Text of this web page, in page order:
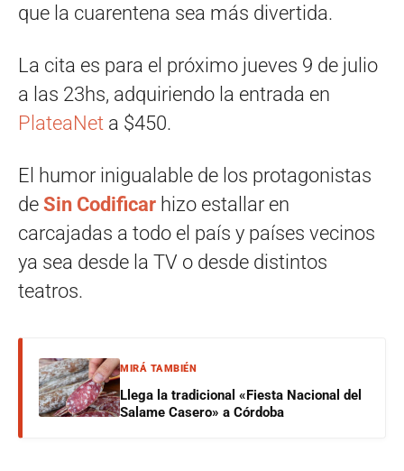
que la cuarentena sea más divertida.
La cita es para el próximo jueves 9 de julio
a las 23hs, adquiriendo la entrada en
PlateaNet a $450.
El humor inigualable de los protagonistas
de Sin Codificar hizo estallar en
carcajadas a todo el país y países vecinos
ya sea desde la TV o desde distintos
teatros.
MIRÁ TAMBIÉN
Llega la tradicional «Fiesta Nacional del
Salame Casero» a Córdoba